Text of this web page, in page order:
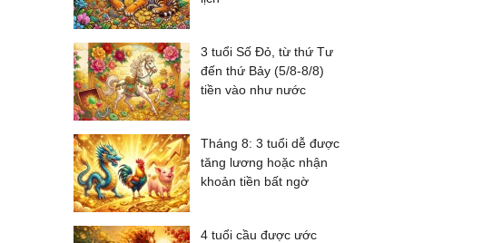
3 tuổi Số Đỏ, từ thứ Tư
đến thứ Bảy (5/8-8/8)
tiền vào như nước
Tháng 8: 3 tuổi dễ được
tăng lương hoặc nhận
khoản tiền bất ngờ
4 tuổi cầu được ước